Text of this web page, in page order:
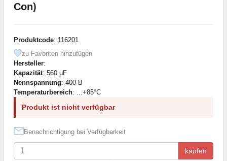
Con)
Produktcode: 116201
zu Favoriten hinzufügen
Hersteller:
Kapazität: 560 µF
Nennspannung: 400 В
Temperaturbereich: ...+85°C
Produkt ist nicht verfügbar
Benachrichtigung bei Verfügbarkeit
kaufen